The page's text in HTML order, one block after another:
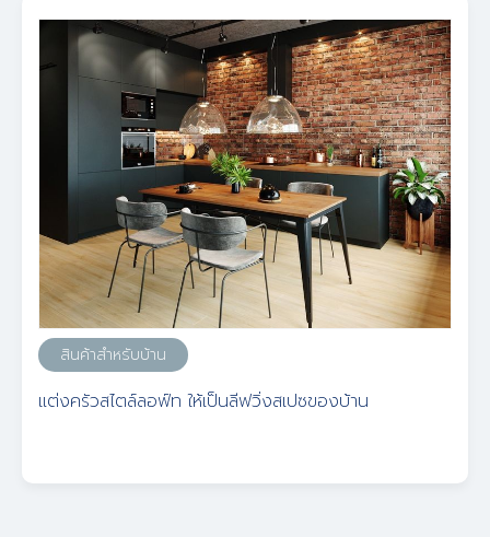
สินค้าสำหรับบ้าน
แต่งครัวสไตล์ลอฟ์ท ให้เป็นลีฟวิ่งสเปซของบ้าน